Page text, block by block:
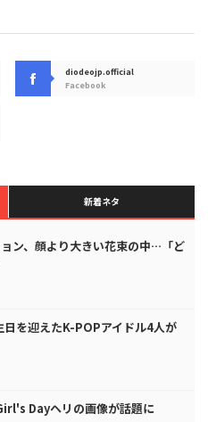
diodeojp.official
Facebook
新着ネタ
ン、顔より大きい花束の中…「ど
を迎えたK-POPアイドル4人が
Dayヘリの画像が話題に